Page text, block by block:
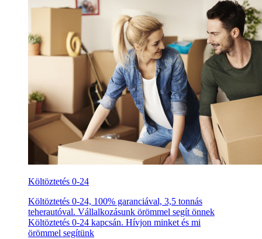
Költöztetés 0-24
Költöztetés 0-24, 100% garanciával, 3,5 tonnás
teherautóval. Vállalkozásunk örömmel segít önnek
Költöztetés 0-24 kapcsán. Hívjon minket és mi
örömmel segítünk